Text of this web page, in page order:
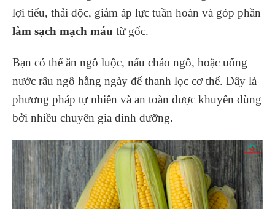
lợi tiểu, thải độc, giảm áp lực tuần hoàn và góp phần
làm sạch mạch máu từ gốc.
Bạn có thể ăn ngô luộc, nấu cháo ngô, hoặc uống
nước râu ngô hằng ngày để thanh lọc cơ thể. Đây là
phương pháp tự nhiên và an toàn được khuyên dùng
bởi nhiều chuyên gia dinh dưỡng.